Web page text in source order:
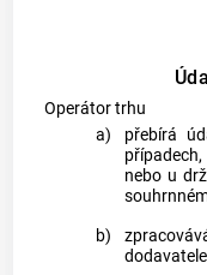
Operátor trhu
a)
přebírá
případech,
nebo u
b)
dodavatele